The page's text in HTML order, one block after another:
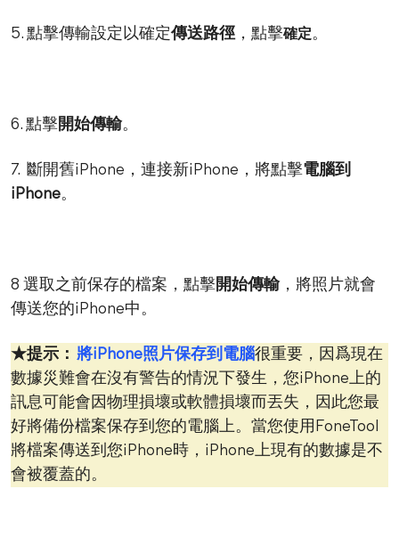
5. 點擊傳輸設定以確定傳送路徑，點擊確定。
6. 點擊開始傳輸。
7. 斷開舊iPhone，連接新iPhone，將點擊電腦到
iPhone。
8 選取之前保存的檔案，點擊開始傳輸，將照片就會
傳送您的iPhone中。
★提示： 將iPhone照片保存到電腦很重要，因爲現在
數據災難會在沒有警告的情況下發生，您iPhone上的
訊息可能會因物理損壞或軟體損壞而丟失，因此您最
好將備份檔案保存到您的電腦上。當您使用FoneTool
將檔案傳送到您iPhone時，iPhone上現有的數據是不
會被覆蓋的。